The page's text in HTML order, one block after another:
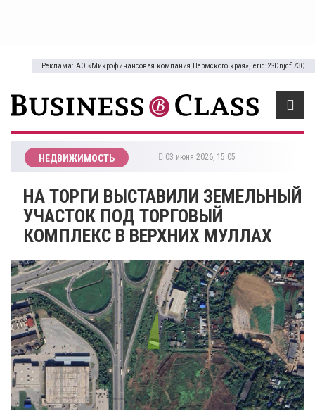
Реклама: АО «Микрофинансовая компания Пермского края», erid:2SDnjcfi73Q
НЕДВИЖИМОСТЬ 03 июня 2026, 15:05
НА ТОРГИ ВЫСТАВИЛИ ЗЕМЕЛЬНЫЙ
УЧАСТОК ПОД ТОРГОВЫЙ
КОМПЛЕКС В ВЕРХНИХ МУЛЛАХ